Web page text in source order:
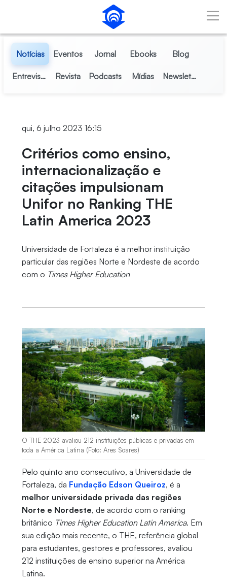
Pular para o Conteúdo principal
Notícias Eventos Jornal Ebooks Blog
Entrevistas Revista Podcasts Mídias Newsletter
qui, 6 julho 2023 16:15
Critérios como ensino,
internacionalização e
citações impulsionam
Unifor no Ranking THE
Latin America 2023
Universidade de Fortaleza é a melhor instituição
particular das regiões Norte e Nordeste de acordo
com o Times Higher Education
O THE 2023 avaliou 212 instituições públicas e privadas em
toda a América Latina (Foto: Ares Soares)
Pelo quinto ano consecutivo, a Universidade de
Fortaleza, da Fundação Edson Queiroz, é a
melhor universidade privada das regiões
Norte e Nordeste, de acordo com o ranking
britânico Times Higher Education Latin America. Em
sua edição mais recente, o THE, referência global
para estudantes, gestores e professores, avaliou
212 instituições de ensino superior na América
Latina.